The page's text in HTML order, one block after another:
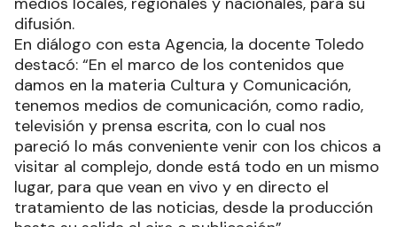
difusión.
En diálogo con esta Agencia, la docente Toledo
destacó: “En el marco de los contenidos que
damos en la materia Cultura y Comunicación,
tenemos medios de comunicación, como radio,
televisión y prensa escrita, con lo cual nos
pareció lo más conveniente venir con los chicos a
visitar al complejo, donde está todo en un mismo
lugar, para que vean en vivo y en directo el
tratamiento de las noticias, desde la producción